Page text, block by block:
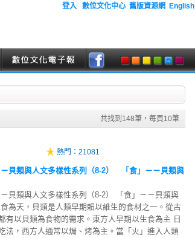
登入 數位文化中心 舊版資源網 English
共找到 148筆，每頁 10筆
熱門： 21081
貝類與人文多樣性系列（8-2） 「食」－－貝類與
貝類與人文多樣性系列（8-2） 「食」－－貝類與
為天，貝類是人類早期賴以維生的食材之一。從古
有以貝類為食物的需求。東方人早期以生食為主 日
法，西方人通常以焗、烤為主。當「火」進入人類